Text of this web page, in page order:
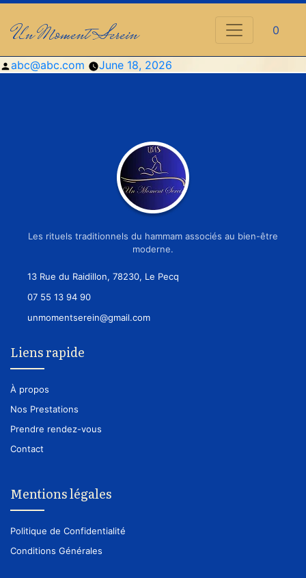
Un Moment Serein 0
Posted
abc@abc.com June 18, 2026
Les rituels traditionnels du hammam associés au bien-être
moderne.
13 Rue du Raidillon, 78230, Le Pecq
07 55 13 94 90
unmomentserein@gmail.com
Liens rapide
À propos
Nos Prestations
Prendre rendez-vous
Contact
Mentions légales
Politique de Confidentialité
Conditions Générales